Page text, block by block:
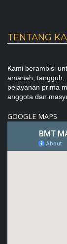
TENTANG
Kami berambisi
amanah, tangguh,
pelayanan prima
anggota dan
GOOGLE MAPS